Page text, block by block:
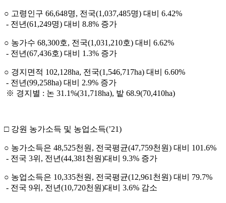
○ 고령인구 66,648명, 전국(1,037,485명) 대비 6.42%
- 전년(61,249명) 대비 8.8% 증가
○ 농가수 68,300호, 전국(1,031,210호) 대비 6.62%
- 전년(67,436호) 대비 1.3% 증가
○ 경지면적 102,128ha, 전국(1,546,717ha) 대비 6.60%
- 전년(99,258ha) 대비 2.9% 증가
※ 경지별 : 논 31.1%(31,718ha), 밭 68.9(70,410ha)
□ 강원 농가소득 및 농업소득(’21)
○ 농가소득은 48,525천원, 전국평균(47,759천원) 대비 101.6%
- 전국 3위, 전년(44,381천원)대비 9.3% 증가
○ 농업소득은 10,335천원, 전국평균(12,961천원) 대비 79.7%
- 전국 9위, 전년(10,720천원)대비 3.6% 감소